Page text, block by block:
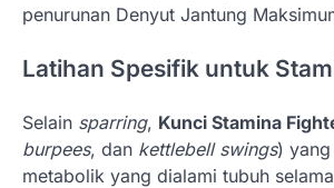
penurunan Denyut Jantung
Latihan Spesifik untuk
Selain sparring, Kunci Stamina
burpees, dan kettlebell swings)
metabolik yang dialami tubuh